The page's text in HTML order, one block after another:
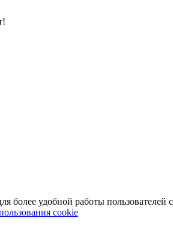
более удобной работы
cookie